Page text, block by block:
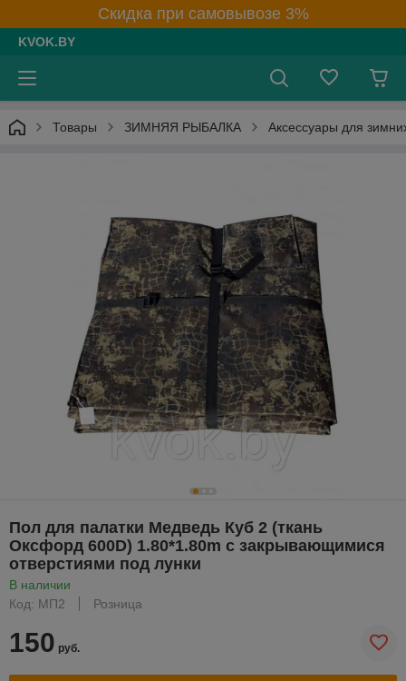
Скидка при самовывозе 3%
KVOK.BY
Товары ЗИМНЯЯ РЫБАЛКА Аксессуары для
Пол для палатки Медведь Куб 2 (ткань
Оксфорд 600D) 1.80*1.80m с закрывающимися
отверстиями под лунки
В наличии
Код: МП2
Розница
150 руб.